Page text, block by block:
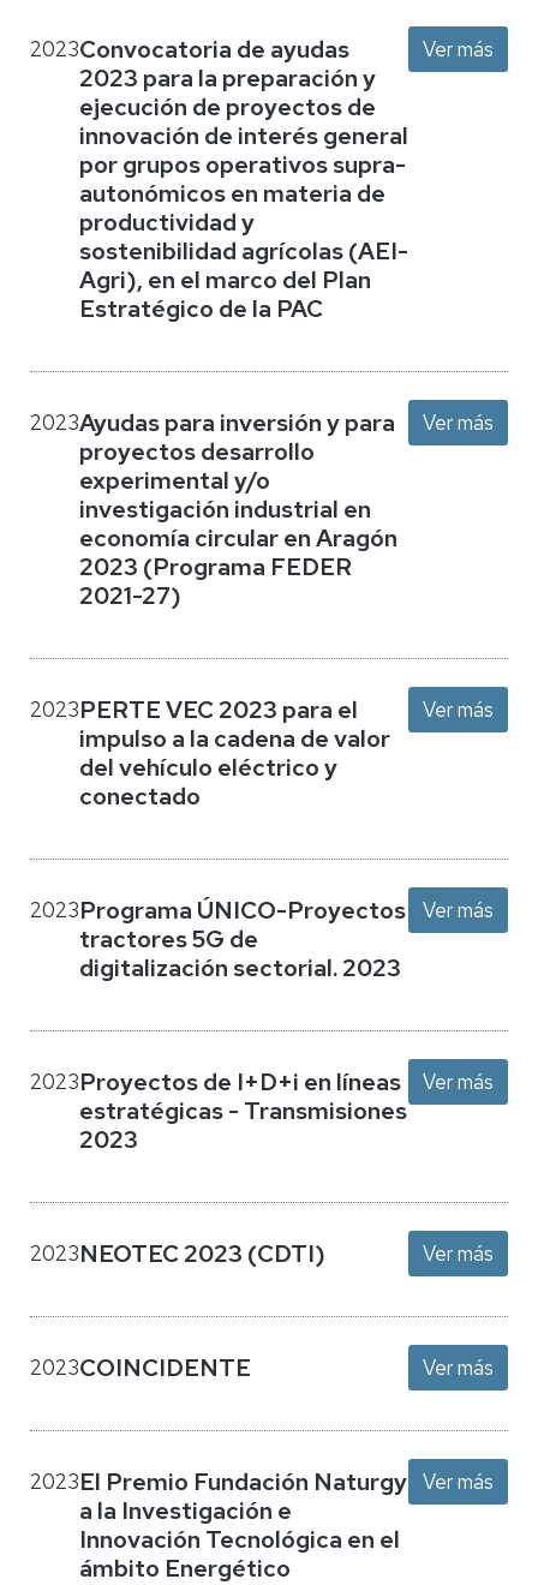
2023Convocatoria de ayudas
2023 para la preparación y
ejecución de proyectos de
innovación de interés general
por grupos operativos supra-
autonómicos en materia de
productividad y
sostenibilidad agrícolas (AEI-
Agri), en el marco del Plan
Estratégico de la PAC
Ver más
2023Ayudas para inversión y para
proyectos desarrollo
experimental y/o
investigación industrial en
economía circular en Aragón
2023 (Programa FEDER
2021-27)
Ver más
2023PERTE VEC 2023 para el
impulso a la cadena de valor
del vehículo eléctrico y
conectado
Ver más
2023Programa ÚNICO-Proyectos
tractores 5G de
digitalización sectorial. 2023
Ver más
2023Proyectos de I+D+i en líneas
estratégicas - Transmisiones
2023
Ver más
2023NEOTEC 2023 (CDTI) Ver más
2023COINCIDENTE Ver más
2023El Premio Fundación Naturgy
a la Investigación e
Innovación Tecnológica en el
ámbito Energético
Ver más